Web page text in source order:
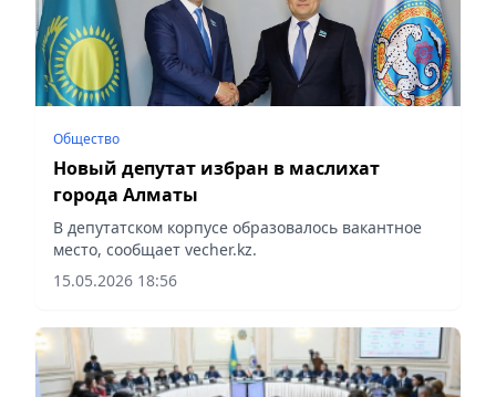
Общество
Новый депутат избран в маслихат
города Алматы
В депутатском корпусе образовалось вакантное
место, сообщает vecher.kz.
15.05.2026 18:56